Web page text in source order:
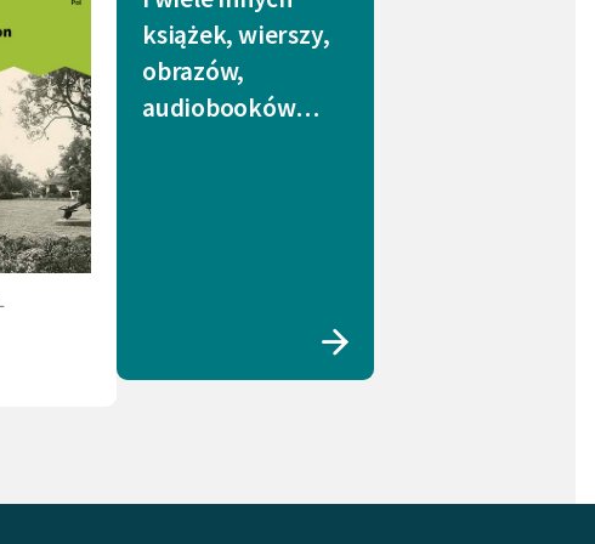
książek, wierszy,
obrazów,
audiobooków…